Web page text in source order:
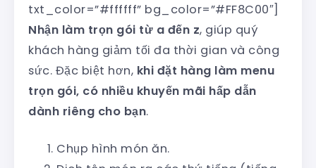
txt_color=”#ffffff” bg_color=”#FF8C00″]
Nhận làm trọn gói từ a đến z, giúp quý
khách hàng giảm tối đa thời gian và công
sức. Đặc biệt hơn, khi đặt hàng làm menu
trọn gói, có nhiều khuyến mãi hấp dẫn
dành riêng cho bạn.
Chụp hình món ăn.